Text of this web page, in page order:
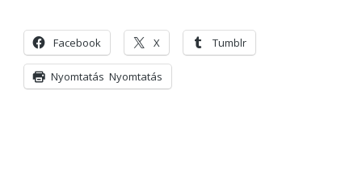
Facebook X Tumblr
Nyomtatás Nyomtatás